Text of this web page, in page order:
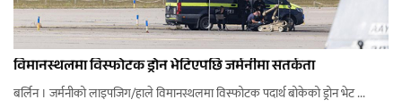
विमानस्थलमा विस्फोटक ड्रोन भेटिएपछि जर्मनीमा सतर्कता
बर्लिन । जर्मनीको लाइपजिग/हाले विमानस्थलमा विस्फोटक पदार्थ बोकेको ड्रोन भेट ...